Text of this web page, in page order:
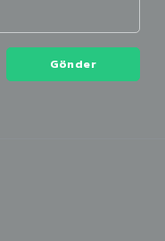
Gönder